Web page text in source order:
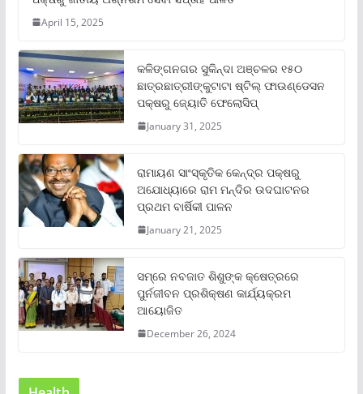
April 15, 2025
କଳିଙ୍ଗନଗର ସୁକିନ୍ଦା ଅଞ୍ଚଳର ୧୫୦
ଛାତ୍ରଛାତ୍ରୀଙ୍କୁଟାଟା ଷ୍ଟିଲ୍ ଫାଉଣ୍ଡେସନ
ପକ୍ଷରୁ ଜ୍ୟୋତି ଫେଲୋସିପ୍‌
January 31, 2025
ରାମାୟଣ ସାଂସ୍କୃତିକ କେନ୍ଦ୍ର ପକ୍ଷରୁ
ଅଯୋଧ୍ୟାରେ ରାମ ମନ୍ଦିର ଉଦଘାଟନର
ପ୍ରଥମ ବାର୍ଷିକୀ ପାଳନ
January 21, 2025
ସମ୍‌ରେ ନବଜାତ ଶିଶୁଙ୍କ କ୍ଷେତ୍ରରେ
ପୁର୍ନଜୀବନ ପ୍ରଶିକ୍ଷଣ କାର୍ଯ୍ୟକ୍ରମ
ଆୟୋଜିତ
December 26, 2024